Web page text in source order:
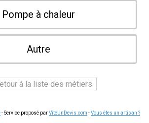
Pompe à chaleur
Autre
à la liste des métiers
- Service proposé parViteUnDevis.com -Vous êtes un artisan ?